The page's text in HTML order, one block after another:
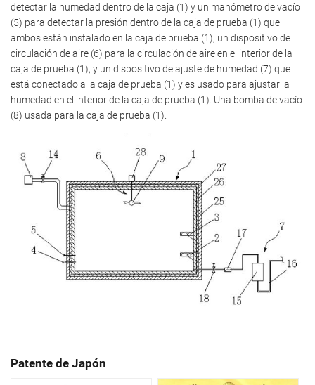
detectar la humedad dentro de la caja (1) y un manómetro de vacío
(5) para detectar la presión dentro de la caja de prueba (1) que
ambos están instalado en la caja de prueba (1), un dispositivo de
circulación de aire (6) para la circulación de aire en el interior de la
caja de prueba (1), y un dispositivo de ajuste de humedad (7) que
está conectado a la caja de prueba (1) y es usado para ajustar la
humedad en el interior de la caja de prueba (1). Una bomba de vacío
(8) usada para la caja de prueba (1).
Patente de Japón